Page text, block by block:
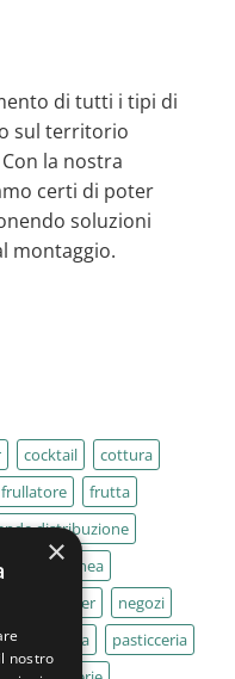
di tutti i tipi di
sul territorio
la nostra
certi di poter
soluzioni
montaggio.
cocktail
cottura
frullatore
frutta
distribuzione
La Felsinea
mixer
negozi
paninoteca
pasticceria
×
nostro